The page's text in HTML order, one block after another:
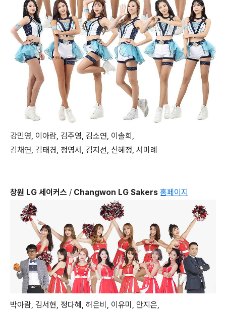
강민영, 이아람, 김주영, 김소연, 이솔희,
김채연, 김태경, 정영서, 김지선, 신혜정, 서미례
창원 LG 세이커스 / Changwon LG Sakers 홈페이지
박아람, 김서현, 정다혜, 허은비, 이유미, 안지은,